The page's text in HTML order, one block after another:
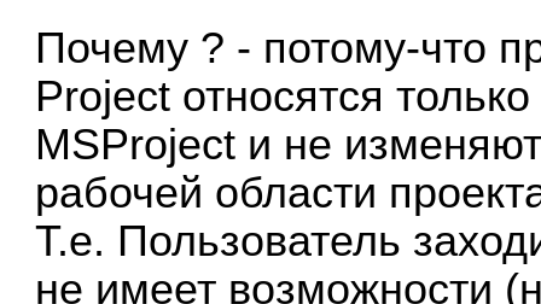
Почему ? - потому-что
Project относятся
MSProject и не
рабочей области
Т.е. Пользователь
не имеет возможности